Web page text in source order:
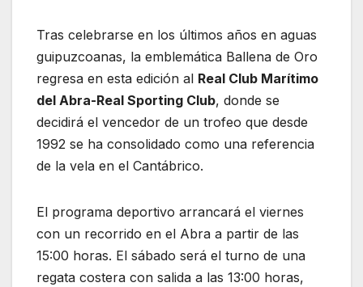
Tras celebrarse en los últimos años en aguas
guipuzcoanas, la emblemática Ballena de Oro
regresa en esta edición al Real Club Marítimo
del Abra-Real Sporting Club, donde se
decidirá el vencedor de un trofeo que desde
1992 se ha consolidado como una referencia
de la vela en el Cantábrico.
El programa deportivo arrancará el viernes
con un recorrido en el Abra a partir de las
15:00 horas. El sábado será el turno de una
regata costera con salida a las 13:00 horas,